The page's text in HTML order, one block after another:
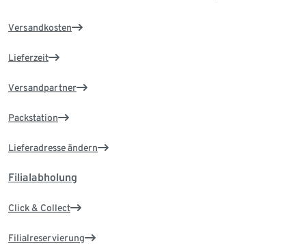
Versandkosten
Lieferzeit
Versandpartner
Packstation
Lieferadresse ändern
Filialabholung
Click & Collect
Filialreservierung